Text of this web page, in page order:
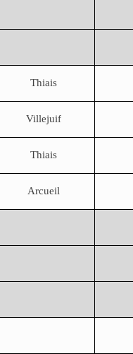
Thiais
Villejuif
Thiais
Arcueil